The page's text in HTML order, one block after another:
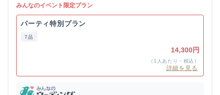
みんなのイベント限定プラン
パーティ特別プラン
7品
14,300円
（1人あたり・税込）
詳細を見る